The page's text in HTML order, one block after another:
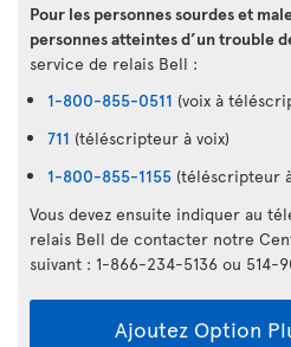
Pour les personnes sourdes et
personnes atteintes d’un trouble
service de relais Bell :
1-800-855-0511 (voix à
711 (téléscripteur à voix)
1-800-855-1155 (téléscripteur
Vous devez ensuite indiquer au
relais Bell de contacter notre
suivant : 1-866-234-5136 ou 514-
Ajoutez Option